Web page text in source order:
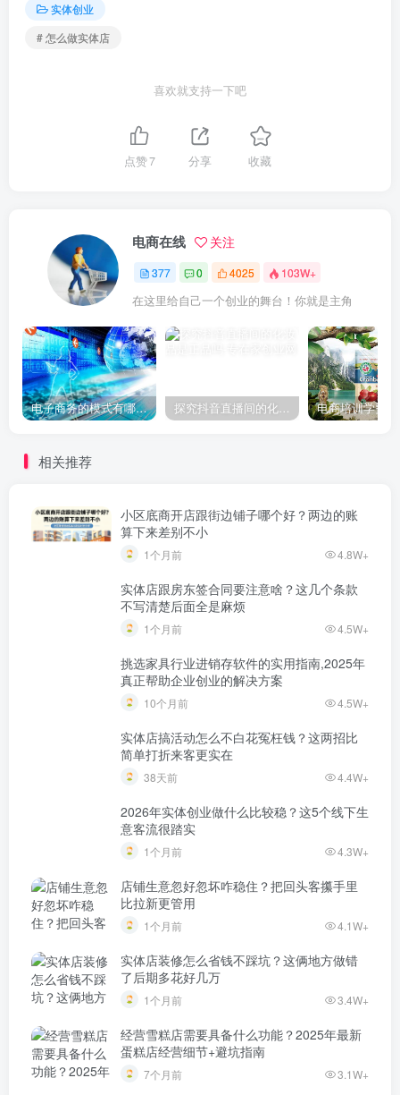
实体创业
# 怎么做实体店
喜欢就支持一下吧
点赞7 分享 收藏
电商在线 关注
377 0 4025 103W+
在这里给自己一个创业的舞台！你就是主角
电子商务的模式有哪些？5种电商的商业模式 探究抖音直播间的化妆品是正品吗
相关推荐
小区底商开店跟街边铺子哪个好？两边的账
算下来差别不小
1个月前 4.8W+
实体店跟房东签合同要注意啥？这几个条款
不写清楚后面全是麻烦
1个月前 4.5W+
挑选家具行业进销存软件的实用指南,2025年
真正帮助企业创业的解决方案
10个月前 4.5W+
实体店搞活动怎么不白花冤枉钱？这两招比
简单打折来客更实在
38天前 4.4W+
2026年实体创业做什么比较稳？这5个线下生
意客流很踏实
1个月前 4.3W+
店铺生意忽好忽坏咋稳住？把回头客攥手里
比拉新更管用
1个月前 4.1W+
实体店装修怎么省钱不踩坑？这俩地方做错
了后期多花好几万
1个月前 3.4W+
经营雪糕店需要具备什么功能？2025年最新
蛋糕店经营细节+避坑指南
7个月前 3.1W+